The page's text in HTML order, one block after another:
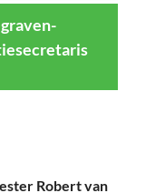
Robert van